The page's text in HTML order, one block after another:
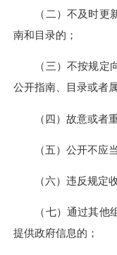
（二）不及时更新
南和目录的；
（三）不按规定向
公开指南、目录或者
（四）故意或者重
（五）公开不应当
（六）违反规定收
（七）通过其他组
提供政府信息的；